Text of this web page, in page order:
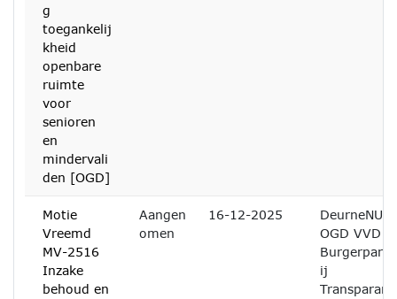
g
toegankelij
kheid
openbare
ruimte
voor
senioren
en
mindervali
den [OGD]
Motie
Vreemd
MV-2516
Inzake
behoud en
Aangen
omen
16-12-2025
DeurneNU
OGD VVD
Burgerpart
ij
Transparan